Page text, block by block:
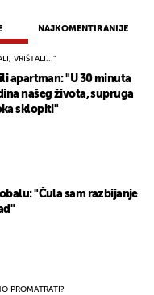
NAJKOMENTIRANIJE
VRIŠTALI..."
apartman: "U 30 minuta
našeg života, supruga
sklopiti"
"Čula sam razbijanje
PROMATRATI?